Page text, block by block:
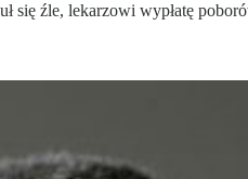
się źle, lekarzowi wypłatę